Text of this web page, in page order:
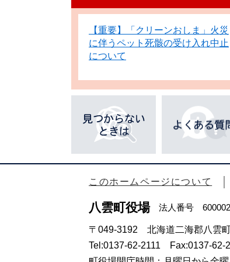
【重要】「クリーンおしま」火災
に伴うペット死骸の受け入れ中止
について
このホームページについて
八雲町役場法人番号
〒049-3192 北海道二海郡八雲
Tel:0137-62-2111 Fax:0137-62-